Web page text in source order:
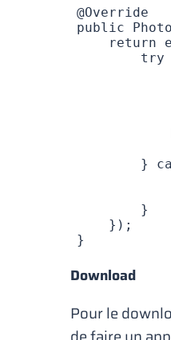
@Override
public Photo
    return
        try
        }
        }
    })
;
}
Download
Pour le